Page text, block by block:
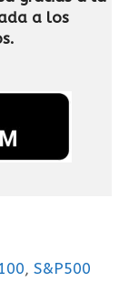
a los
,S&P500